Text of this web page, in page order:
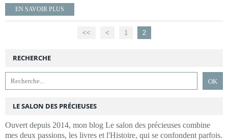
EN SAVOIR PLUS
<< < 1 2
RECHERCHE
LE SALON DES PRÉCIEUSES
Ouvert depuis 2014, mon blog Le salon des précieuses combine
mes deux passions, les livres et l'Histoire, qui se confondent parfois.